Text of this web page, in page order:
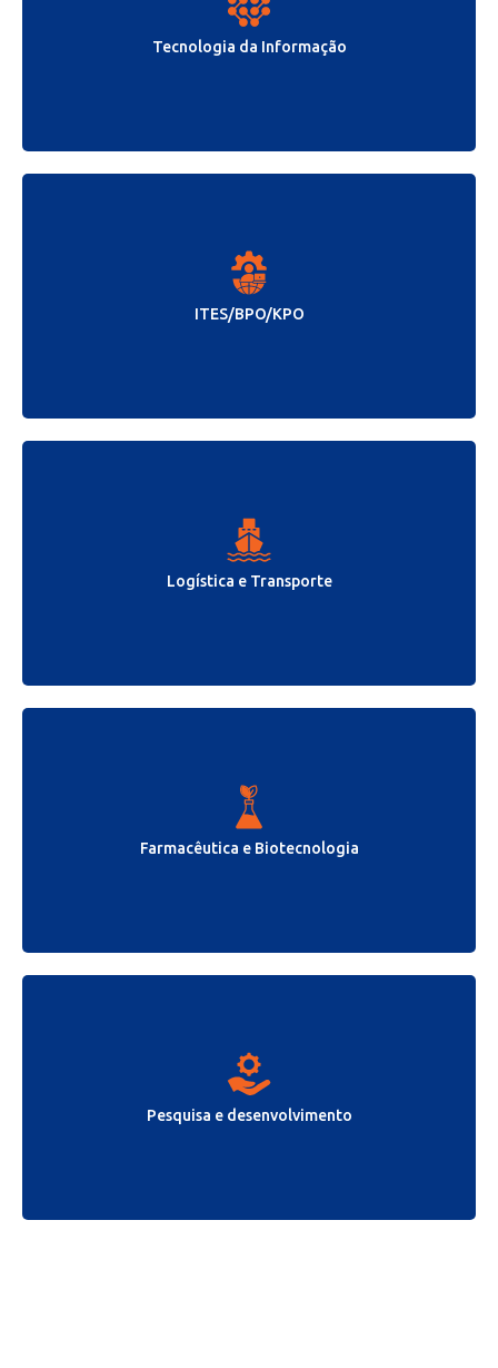
Tecnologia da Informação
ITES/BPO/KPO
Logística e Transporte
Farmacêutica e Biotecnologia
Pesquisa e desenvolvimento